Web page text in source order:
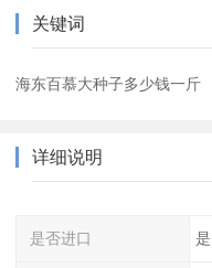
关键词
海东百慕大种子多少钱一斤
详细说明
是否进口 是